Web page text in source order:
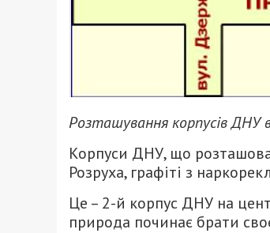
Розташування корпусів ДНУ
Корпуси ДНУ, що
Розруха, графіті з
Це – 2-й корпус ДНУ на
природа починає брати